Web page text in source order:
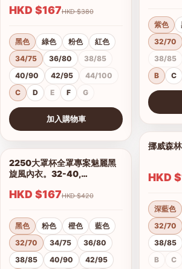
HKD $167 HKD $380
黑色 綠色 粉色
紅色
34/75
36/80
38/85
40/90
42/95
44/100
C
D E F G
加入購物車
1/14
查看圖片
2250大罩杯全罩專案魅麗黑
旋風內衣。32-40,
HKD $167 HKD $420
黑色 粉色 橙色
藍色
32/70
34/75
36/80
38/85
40/90
42/95
紫色
32/70
38/85
B
C
查看圖片
挪威森
深藍色
32/70
38/85
B
C